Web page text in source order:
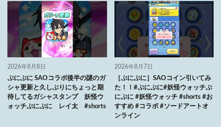
2026年8月8日
ぷにぷに SAOコラボ後半の謎のガ
シャ更新と久しぶりにちょっと期
待してるガシャスタンプ 妖怪ウ
ォッチぷにぷに レイ太 #shorts
2026年8月7日
［ぷにぷに］SAOコイン引いてみ
た！！#ぷにぷに#妖怪ウォッチぷ
にぷに #妖怪ウォッチ #shorts #お
すすめ #コラボ #ソードアートオ
ンライン